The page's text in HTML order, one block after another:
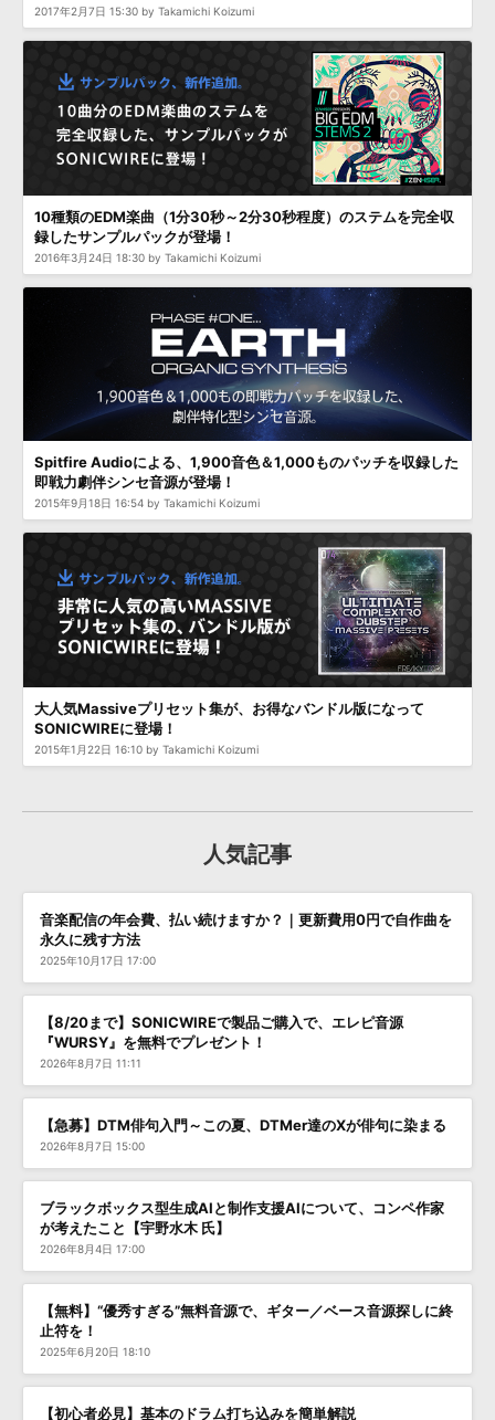
2017年2月7日 15:30 by Takamichi Koizumi
10種類のEDM楽曲（1分30秒～2分30秒程度）のステムを完全収
録したサンプルパックが登場！
2016年3月24日 18:30 by Takamichi Koizumi
Spitfire Audioによる、1,900音色＆1,000ものパッチを収録した
即戦力劇伴シンセ音源が登場！
2015年9月18日 16:54 by Takamichi Koizumi
大人気Massiveプリセット集が、お得なバンドル版になって
SONICWIREに登場！
2015年1月22日 16:10 by Takamichi Koizumi
人気記事
音楽配信の年会費、払い続けますか？｜更新費用0円で自作曲を
永久に残す方法
2025年10月17日 17:00
【8/20まで】SONICWIREで製品ご購入で、エレピ音源
『WURSY』を無料でプレゼント！
2026年8月7日 11:11
【急募】DTM俳句入門～この夏、DTMer達のXが俳句に染まる
2026年8月7日 15:00
ブラックボックス型生成AIと制作支援AIについて、コンペ作家
が考えたこと【宇野水木 氏】
2026年8月4日 17:00
【無料】“優秀すぎる”無料音源で、ギター／ベース音源探しに終
止符を！
2025年6月20日 18:10
【初心者必見】基本のドラム打ち込みを簡単解説